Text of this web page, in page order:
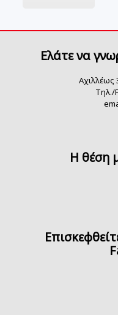
Ελάτε να
Αχιλλέως
Τηλ./
H θέση